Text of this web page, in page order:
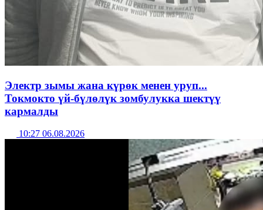
Электр зымы жана күрөк менен уруп...
Токмокто үй-бүлөлүк зомбулукка шектүү
кармалды
10:27 06.08.2026